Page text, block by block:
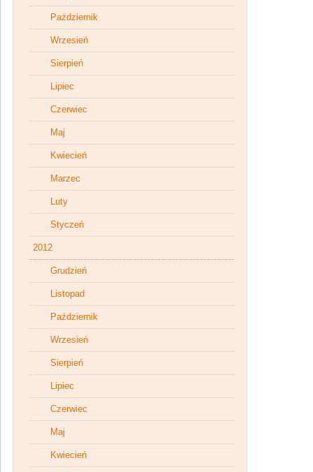
Październik
Wrzesień
Sierpień
Lipiec
Czerwiec
Maj
Kwiecień
Marzec
Luty
Styczeń
2012
Grudzień
Listopad
Październik
Wrzesień
Sierpień
Lipiec
Czerwiec
Maj
Kwiecień